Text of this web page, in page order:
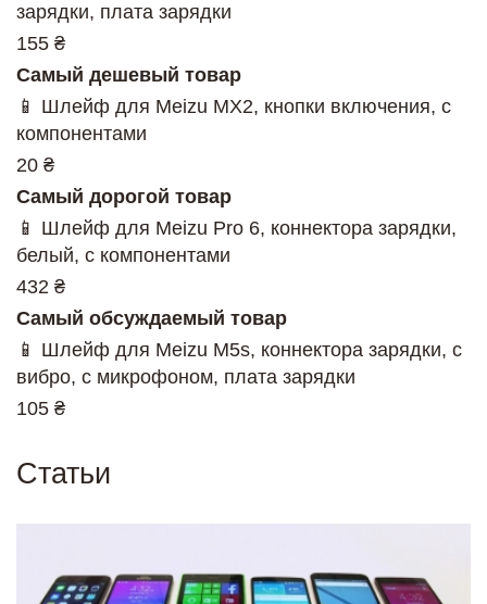
зарядки, плата зарядки
155 ₴
Самый дешевый товар
📱 Шлейф для Meizu MX2, кнопки включения, с
компонентами
20 ₴
Самый дорогой товар
📱 Шлейф для Meizu Pro 6, коннектора зарядки,
белый, с компонентами
432 ₴
Самый обсуждаемый товар
📱 Шлейф для Meizu M5s, коннектора зарядки, с
вибро, с микрофоном, плата зарядки
105 ₴
Статьи